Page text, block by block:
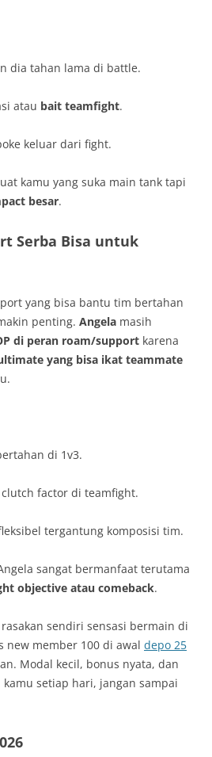
dia tahan lama di battle.
atau bait teamfight.
keluar dari fight.
kamu yang suka main tank tapi
besar.
Serba Bisa untuk
yang bisa bantu tim bertahan
penting. Angela masih
di peran roam/support karena
yang bisa ikat teammate
di 1v3.
factor di teamfight.
tergantung komposisi tim.
sangat bermanfaat terutama
objective atau comeback.
sendiri sensasi bermain di
new member 100 di awal depo 25
Modal kecil, bonus nyata, dan
setiap hari, jangan sampai